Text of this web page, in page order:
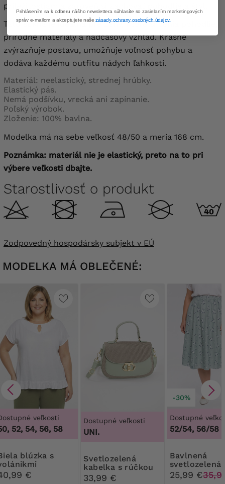
príležitostiam a zároveň si zachovať pohodlie a štýl.
Táto sukňa je ideálna pre ženy, ktoré si cenia pohodlie,
prírodné materiály a nadčasový vzhľad. Krásne
zvýrazňuje postavu, umožňuje voľnosť pohybu a
dodáva každému outfitu nádych ľahkosti.
Materiál: neelastický, strednej hrúbky.
Elastický pás.
Nemá podšívku, vrecká ani zapínanie.
Poľský výrobok.
Zloženie: 100% bavlna.
Modelka má na sebe veľkosť 48/50 a meria 168 cm.
Poznámka: materiál nie je elastický, preto na to pri
výbere veľkosti dbajte.
Starostlivosť o produkt
Zodpovedný hospodársky subjekt v EÚ
MODELKA MÁ OBLEČENÉ:
veľkosti
52, 54, 56, 58
s
€
Dostupné veľkosti
UNI.
Svetlozelená
kabelka s rúčkou
navrchu
33,99 €
-30%
Dostupné
52/54, 56/58
Bavlnená
svetlozelená
kvetinová
25,99 €
Prihlásením sa k odberu nášho newslettera súhlasíte so zasielaním marketingových
správ e-mailom a akceptujete našezásady ochrany osobných údajov.